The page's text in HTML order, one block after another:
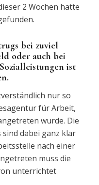
2 Wochen hatte
bei zuviel
oder auch bei
ist
nur so
für Arbeit,
wurde. Die
dabei ganz klar
nach einer
muss die
unterrichtet